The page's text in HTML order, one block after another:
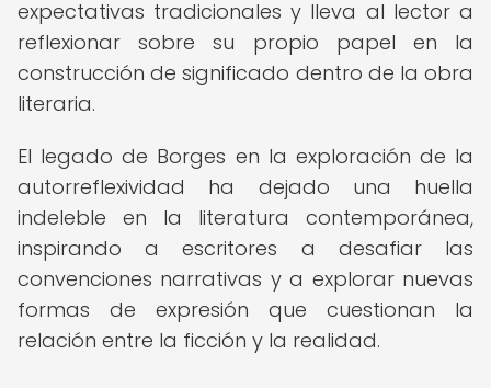
expectativas tradicionales y lleva al lector a
reflexionar sobre su propio papel en la
construcción de significado dentro de la obra
literaria.
El legado de Borges en la exploración de la
autorreflexividad ha dejado una huella
indeleble en la literatura contemporánea,
inspirando a escritores a desafiar las
convenciones narrativas y a explorar nuevas
formas de expresión que cuestionan la
relación entre la ficción y la realidad.